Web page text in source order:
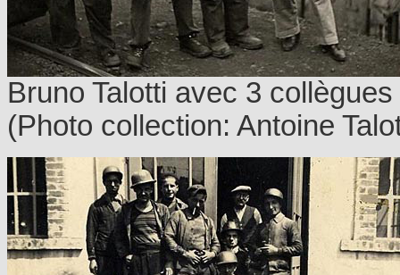
Bruno Talotti avec 3
(Photo collection: Antoine